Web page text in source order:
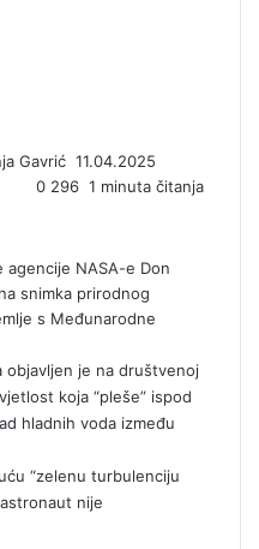
Gavrić e
m
l
11.04.2025
0 296 1 minuta čitanja
NASA-e Don
snimka prirodnog
s Međunarodne
objavljen je na društvenoj
koja “pleše” ispod
hladnih voda između
“zelenu turbulenciju
nije